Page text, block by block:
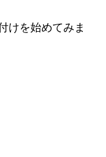
けを始めてみま